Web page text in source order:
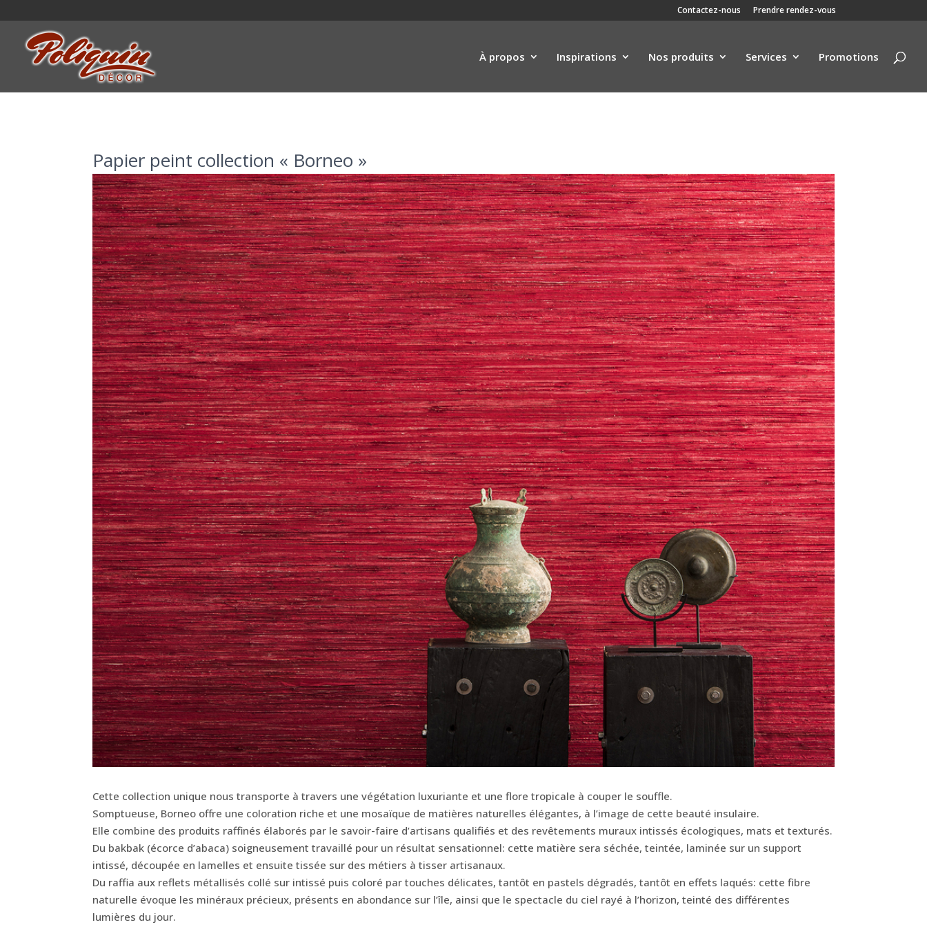
Contactez-nous Prendre rendez-vous
À propos Inspirations Nos produits Services Promotions
Papier peint collection « Borneo »
Cette collection unique nous transporte à travers une végétation luxuriante et une flore tropicale à couper le souffle.
Somptueuse, Borneo offre une coloration riche et une mosaïque de matières naturelles élégantes, à l’image de cette beauté insulaire.
Elle combine des produits raffinés élaborés par le savoir-faire d’artisans qualifiés et des revêtements muraux intissés écologiques, mats et texturés.
Du bakbak (écorce d’abaca) soigneusement travaillé pour un résultat sensationnel: cette matière sera séchée, teintée, laminée sur un support
intissé, découpée en lamelles et ensuite tissée sur des métiers à tisser artisanaux.
Du raffia aux reflets métallisés collé sur intissé puis coloré par touches délicates, tantôt en pastels dégradés, tantôt en effets laqués: cette fibre
naturelle évoque les minéraux précieux, présents en abondance sur l’île, ainsi que le spectacle du ciel rayé à l’horizon, teinté des différentes
lumières du jour.